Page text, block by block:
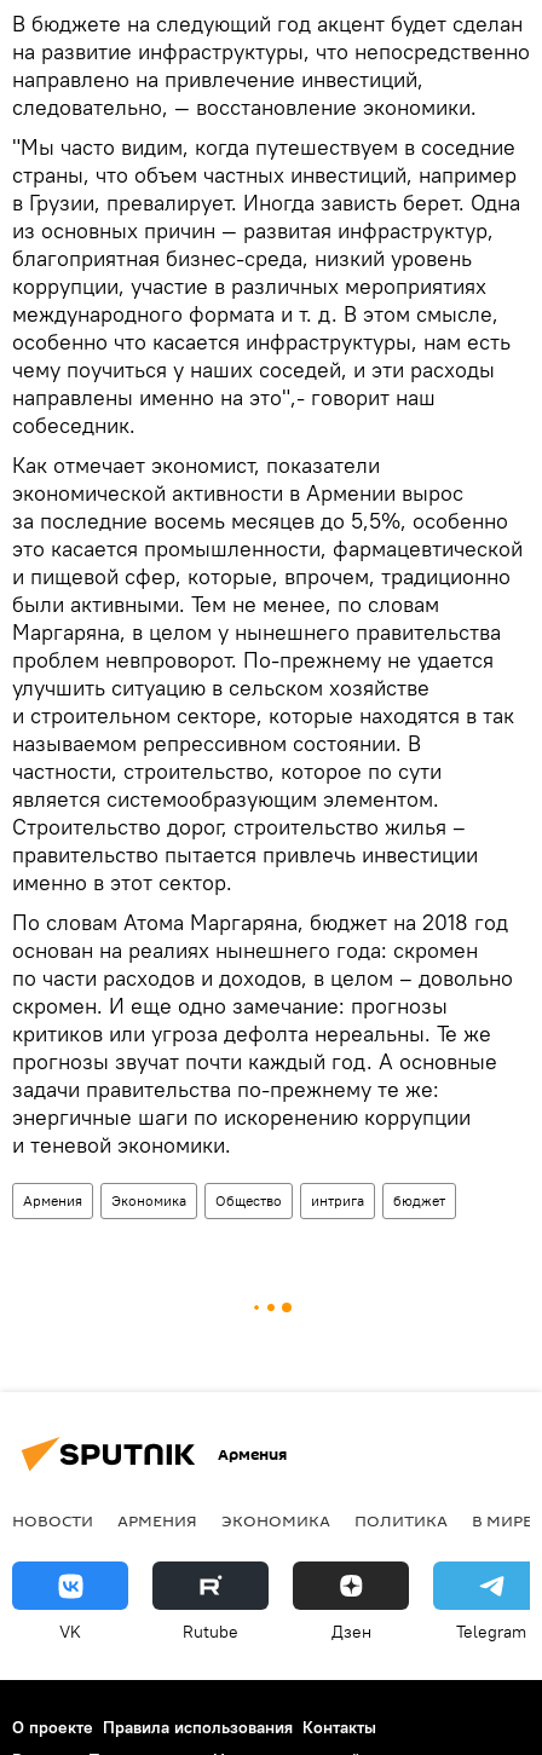
В бюджете на следующий год акцент будет сделан
на развитие инфраструктуры, что непосредственно
направлено на привлечение инвестиций,
следовательно, — восстановление экономики.
"Мы часто видим, когда путешествуем в соседние
страны, что объем частных инвестиций, например
в Грузии, превалирует. Иногда зависть берет. Одна
из основных причин — развитая инфраструктур,
благоприятная бизнес-среда, низкий уровень
коррупции, участие в различных мероприятиях
международного формата и т. д. В этом смысле,
особенно что касается инфраструктуры, нам есть
чему поучиться у наших соседей, и эти расходы
направлены именно на это",- говорит наш
собеседник.
Как отмечает экономист, показатели
экономической активности в Армении вырос
за последние восемь месяцев до 5,5%, особенно
это касается промышленности, фармацевтической
и пищевой сфер, которые, впрочем, традиционно
были активными. Тем не менее, по словам
Маргаряна, в целом у нынешнего правительства
проблем невпроворот. По-прежнему не удается
улучшить ситуацию в сельском хозяйстве
и строительном секторе, которые находятся в так
называемом репрессивном состоянии. В
частности, строительство, которое по сути
является системообразующим элементом.
Строительство дорог, строительство жилья –
правительство пытается привлечь инвестиции
именно в этот сектор.
По словам Атома Маргаряна, бюджет на 2018 год
основан на реалиях нынешнего года: скромен
по части расходов и доходов, в целом – довольно
скромен. И еще одно замечание: прогнозы
критиков или угроза дефолта нереальны. Те же
прогнозы звучат почти каждый год. А основные
задачи правительства по-прежнему те же:
энергичные шаги по искоренению коррупции
и теневой экономики.
Армения Экономика Общество интрига бюджет
Армения
НОВОСТИ АРМЕНИЯ ЭКОНОМИКА ПОЛИТИКА В МИРЕ
VK Rutube Дзен Telegram
О проекте Правила использования Контакты